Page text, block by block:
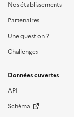
Nos établissements
Partenaires
Une question ?
Challenges
Données ouvertes
API
Schéma